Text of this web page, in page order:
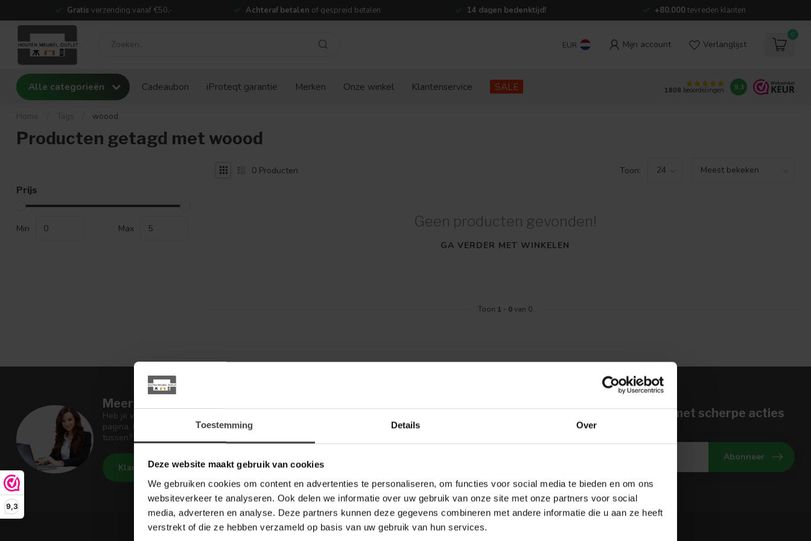
Toestemming Details Over
Deze website maakt gebruik van cookies
We gebruiken cookies om content en advertenties te personaliseren, om functies voor social media te bieden en om ons
websiteverkeer te analyseren. Ook delen we informatie over uw gebruik van onze site met onze partners voor social
media, adverteren en analyse. Deze partners kunnen deze gegevens combineren met andere informatie die u aan ze heeft
verstrekt of die ze hebben verzameld op basis van uw gebruik van hun services.
9,3
Gratis verzending vanaf €50,- Achteraf betalen of gespreid betalen 14 dagen bedenktijd! +80.000tevreden klanten
EUR Mijn account Verlanglijst
0
Alle categorieën Cadeaubon iProteqt garantie Merken Onze winkel Klantenservice SALE 1808 beoordelingen 9.3
Home Tags woood
Producten getagd met woood
Prijs
Min Max
0 Producten Toon:
Geen producten gevonden!
GA VERDER MET WINKELEN
Toon 1 - 0van 0
Meer informatie
Heb je vragen over onze artikelen of jouw aankoop? Bekijk dan de klantenservice
pagina. Daar staan antwoorden op veel gestelde vragen. Staat jouw vraag er niet
tussen? Dan staat er ook vermeld hoe je contact met ons kunt opnemen.
Klantenservice De Woon Winkel
Meld je aan voor onze nieuwbrief met scherpe acties
Blijf op de hoogte van onze actuele aanbiedingen
Abonneer